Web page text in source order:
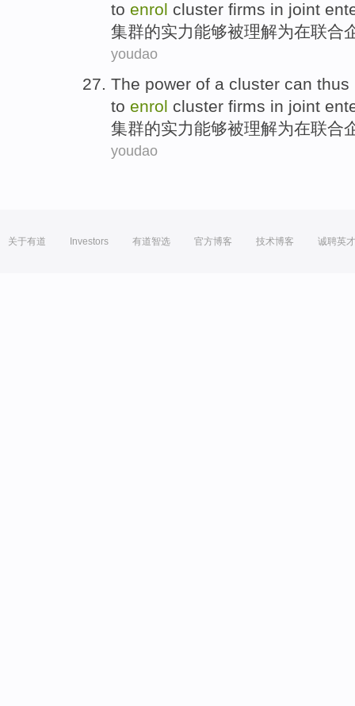
to enrol cluster firms in joint
集群的实力能够被理解为在联合
youdao
The power of a cluster can thus
to enrol cluster firms in joint
集群的实力能够被理解为在联合
youdao
关于有道 Investors 有道智选 官方博客 技术博客 诚聘英才